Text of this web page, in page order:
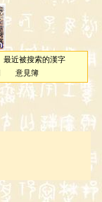
最近被搜索的漢字
意見簿